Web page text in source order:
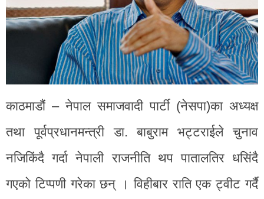
काठमाडौं – नेपाल समाजवादी पार्टी (नेसपा)का अध्यक्ष
तथा पूर्वप्रधानमन्त्री डा. बाबुराम भट्टराईले चुनाव
नजिकिंदै गर्दा नेपाली राजनीति थप पातालतिर धसिंदै
गएको टिप्पणी गरेका छन् । विहीबार राति एक ट्वीट गर्दै